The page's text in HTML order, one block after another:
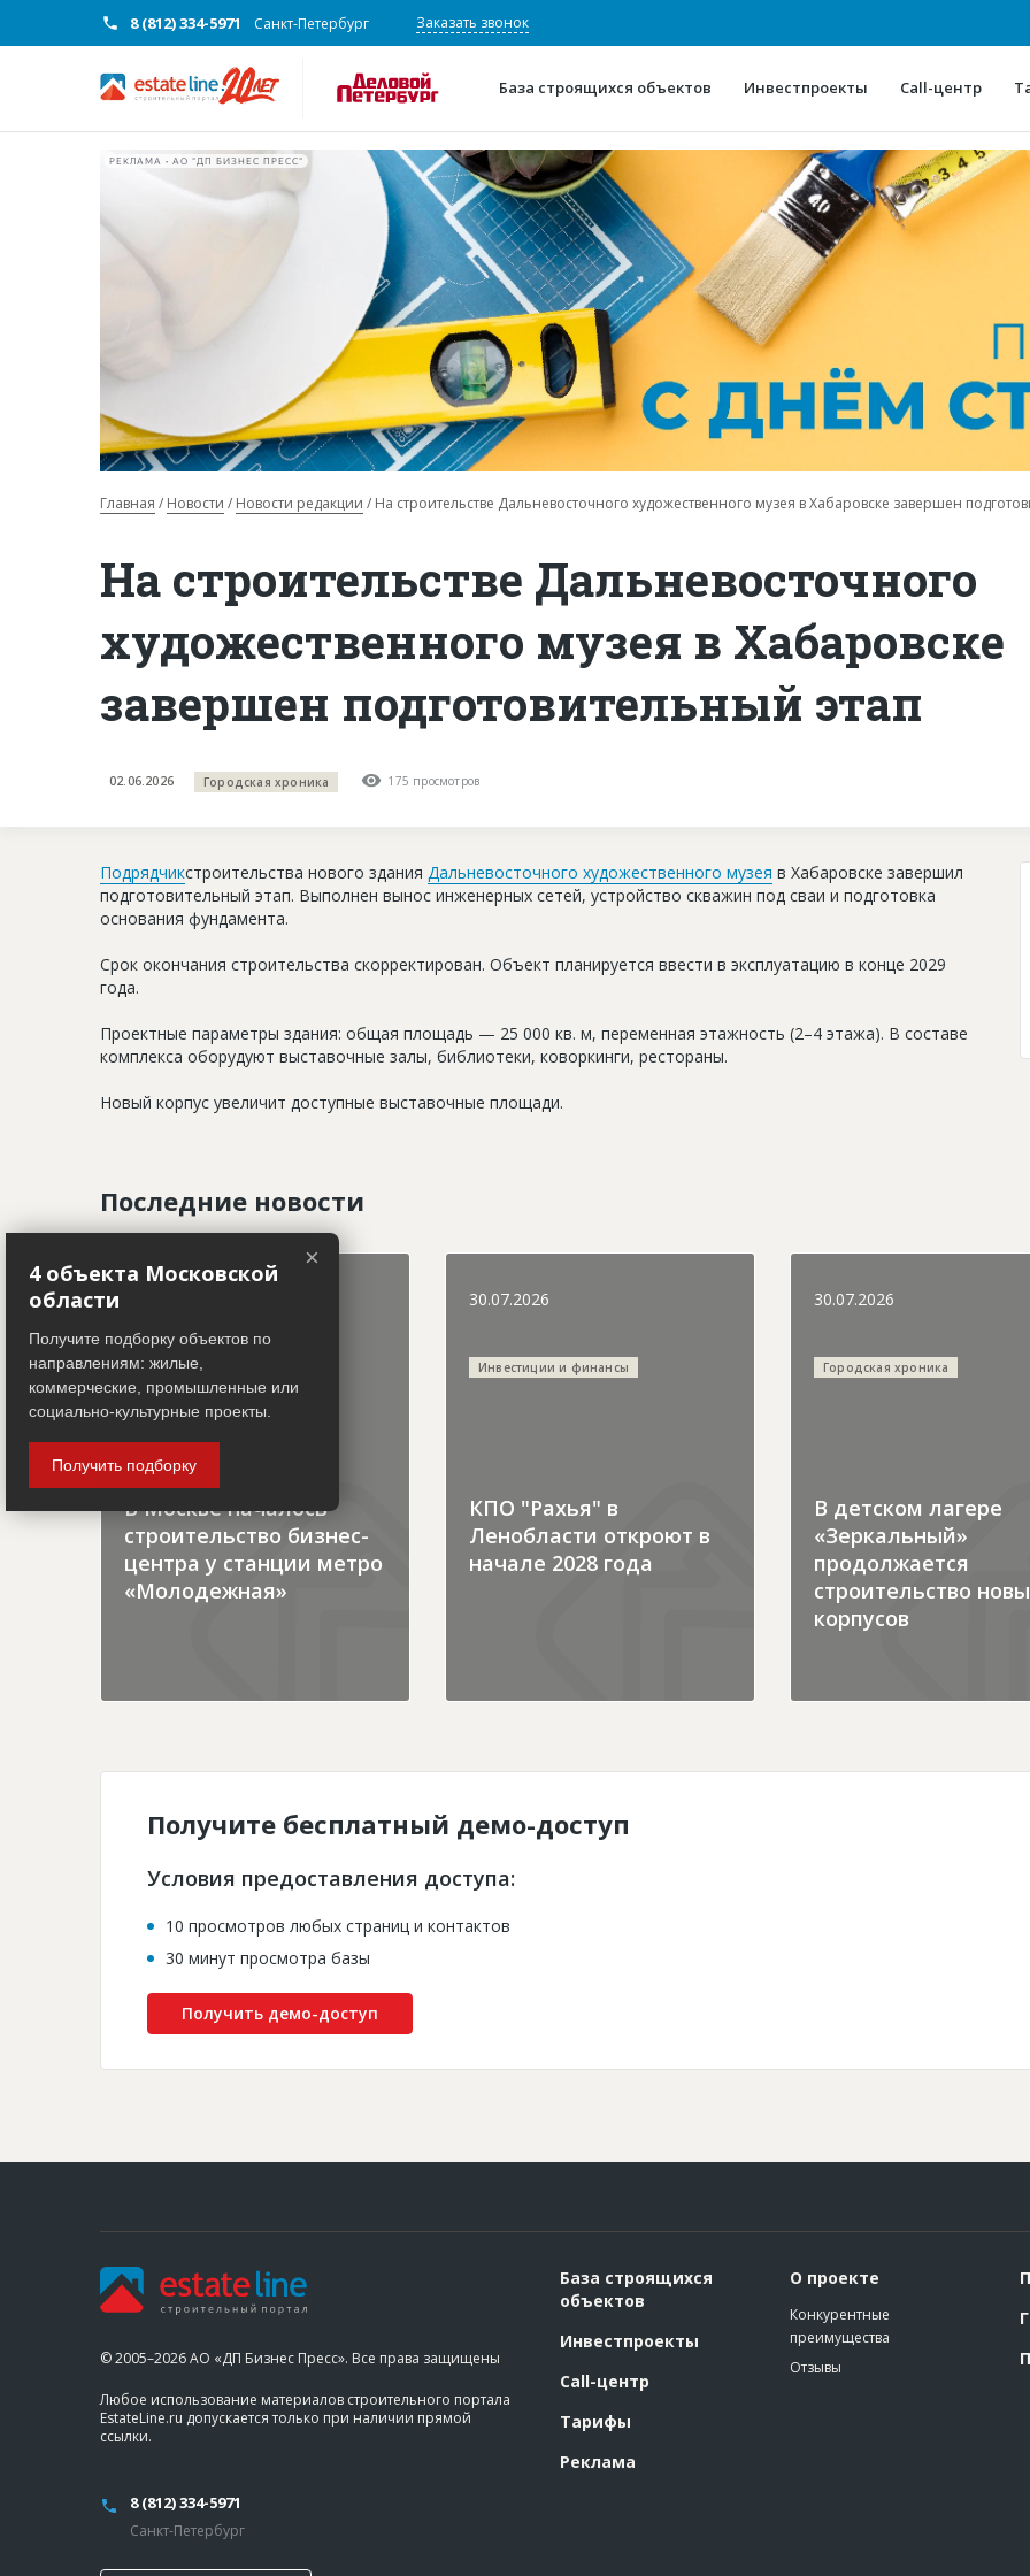
8 (812) 334-5971 Санкт-Петербург Заказать звонок
База строящихся объектов Инвестпроекты Call-центр
О проекте
Конкурентные
Горячие
Глоссарий
РЕКЛАМА • АО "ДП БИЗНЕС ПРЕСС"
Главная Новости Новости редакции На строительстве Дальневосточного художественного музея в Хабаровске завершен
На строительстве Дальневосточного
художественного музея в Хабаровске
завершен подготовительный этап
02.06.2026 Городская хроника 175 просмотров
Подрядчикстроительства нового здания Дальневосточного художественного музея в Хабаровске завершил
подготовительный этап. Выполнен вынос инженерных сетей, устройство скважин под сваи и подготовка
основания фундамента.
Срок окончания строительства скорректирован. Объект планируется ввести в эксплуатацию в конце 2029
года.
Проектные параметры здания: общая площадь — 25 000 кв. м, переменная этажность (2–4 этажа). В составе
комплекса оборудуют выставочные залы, библиотеки, коворкинги, рестораны.
Новый корпус увеличит доступные выставочные площади.
Последние новости
Городская хроника
В Москве началось
строительство бизнес-
центра у станции метро
«Молодежная»
30.07.2026
Инвестиции и финансы
КПО "Рахья" в
Ленобласти откроют в
начале 2028 года
30.07.2026
Городская хроника
В детском лагере
«Зеркальный»
продолжается
строительство
корпусов
Получите бесплатный демо-доступ
Условия предоставления доступа:
10 просмотров любых страниц и контактов
30 минут просмотра базы
Получить демо-доступ
© 2005–2026 АО «ДП Бизнес Пресс». Все права защищены
Любое использование материалов строительного портала
EstateLine.ru допускается только при наличии прямой
ссылки.
8 (812) 334-5971
Санкт-Петербург
База строящихся
объектов
Инвестпроекты
Call-центр
Тарифы
Реклама
О проекте
Конкурентные
преимущества
Отзывы
×
4 объекта Московской
области
Получите подборку объектов по
направлениям: жилые,
коммерческие, промышленные или
социально-культурные проекты.
Получить подборку